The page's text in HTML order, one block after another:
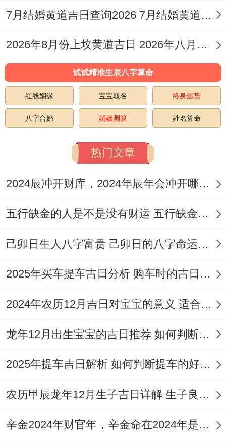
位在正南！今日宜于：乔迁，签合同、迁
居，纳畜、开生坟，买房、养殖，剃胎发、
盖房，安坟、耕种，入宅、破土，搬公司。
此日适宜房屋相关事务，如交房、搬家等,也
利于开展农业生产活动！
当大家可能不知道。日值神为青龙，为黄道
吉日，干支为戊子，冲马煞南，喜神方位在
宅、搬家，迁居、纳畜，钓鱼、栽树，养
殖、栽种，耕种、入宅，搬公司、剖腹产，
殖相关得生产活动、充斥生机跟活力?!
2026年3月16日（农历正月廿八，己丑日）
在这事儿挺有意思的日值神为明堂,是黄道吉
北，财神方位在正北，今日宜于:结婚，开
业、装修，乔迁、开张，迁坟、拆迁，入
门，搬家、迁居，宴会、出行，交易、嫁
7月结婚黄道吉日查询2026 7月结婚黄道吉日查询表
2026年8月份上坟黄道吉日 2026年八月份哪天上坟
试试精准生辰八字算命
红线姻缘 宝宝取名 终身运势
八字合婚 婚姻测算 姓名算命
热门文章
2024辰冲开财库，2024年辰年会冲开哪些人的财库
五行缺金的人是不是没有财运 五行缺金的人命运好不好
己卯日生人八字富贵 己卯日的八字命运如何
2025年买车提车吉日分析 购车时的吉日与禁忌
2024年农历12月吉日对宝宝的意义 适合龙年宝宝出生的日子有哪些
龙年12月出生宝宝的吉日推荐 如何判断吉日是否适合宝宝
2025年提车吉日解析 如何判断提车的好日子
农历甲辰龙年12月生子吉日详解 生子良辰的影响因素
辛金2024年财官年，辛金命在2024年是财官年还是财印年